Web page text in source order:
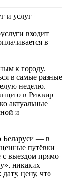
и услуг
входит
в
к городу.
в самые разные
неделю.
в Риквир
актуальные
и
Беларуси — в
путёвки
с выездом прямо
никаких
цену, что